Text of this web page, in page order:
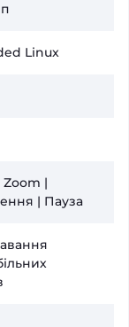
Linux
Zoom |
| Пауза